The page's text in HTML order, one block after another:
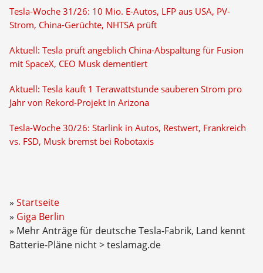
Tesla-Woche 31/26: 10 Mio. E-Autos, LFP aus USA, PV-
Strom, China-Gerüchte, NHTSA prüft
Aktuell: Tesla prüft angeblich China-Abspaltung für Fusion
mit SpaceX, CEO Musk dementiert
Aktuell: Tesla kauft 1 Terawattstunde sauberen Strom pro
Jahr von Rekord-Projekt in Arizona
Tesla-Woche 30/26: Starlink in Autos, Restwert, Frankreich
vs. FSD, Musk bremst bei Robotaxis
Startseite
Giga Berlin
Mehr Anträge für deutsche Tesla-Fabrik, Land kennt
Batterie-Pläne nicht > teslamag.de